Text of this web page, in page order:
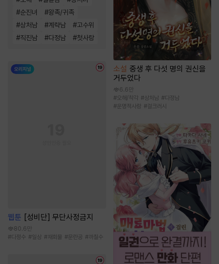
#순진녀 #왕족/귀족
#상처남 #계략남 #고수위
#직진남 #다정남 #첫사랑
웹툰 [성비단] 무단사정금지
80.6만
#다정수 #일상 # 재회물 #문란공 #까칠수
소설 중생 후 다섯 명의 권신을
거두었다
6.6만
#오해/착각 #상처남 #다정남
#운명적사랑 #걸크러시